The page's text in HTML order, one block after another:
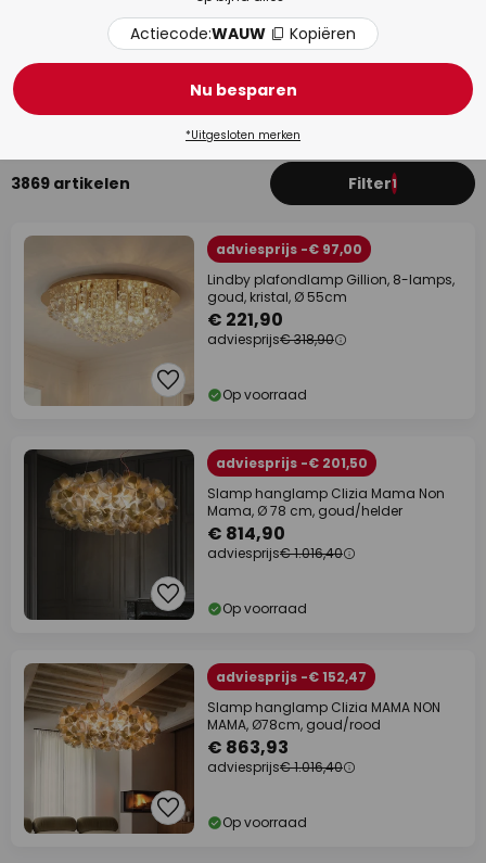
3869 artikelen Filter1
adviesprijs -€ 97,00
Lindby plafondlamp Gillion, 8-lamps,
goud, kristal, Ø 55cm
€ 221,90
adviesprijs€ 318,90
Op voorraad
adviesprijs -€ 201,50
Slamp hanglamp Clizia Mama Non
Mama, Ø 78 cm, goud/helder
€ 814,90
adviesprijs€ 1.016,40
Op voorraad
adviesprijs -€ 152,47
Slamp hanglamp Clizia MAMA NON
MAMA, Ø78cm, goud/rood
€ 863,93
adviesprijs€ 1.016,40
Op voorraad
Actiecode:WAUW Kopiëren
Nu besparen
*Uitgesloten merken